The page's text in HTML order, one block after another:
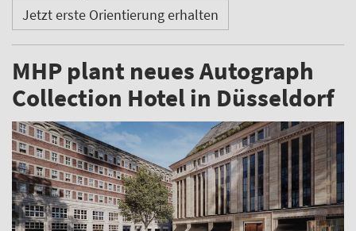
Jetzt erste Orientierung erhalten
MHP plant neues Autograph
Collection Hotel in Düsseldorf